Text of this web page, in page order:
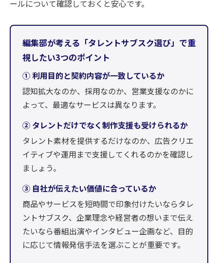
ールについて確認しておくと安心です。
編集部が考える「タレントサブスク選び」で重
視したい3つのポイント
① 利用目的と契約内容が一致しているか
認知拡大なのか、採用なのか、営業支援なのかに
よって、最適なサービスは異なります。
② タレントだけでなく制作支援も受けられるか
タレント素材を提供するだけなのか、広告クリエ
イティブや運用まで支援してくれるのかを確認し
ましょう。
③ 自社が伝えたい価値に合っているか
商品やサービスを短時間で印象付けたいならタレ
ントサブスク、企業理念や経営者の想いまで伝え
たいなら番組出演やインタビュー企画など、目的
に応じて情報発信手法を選ぶことが重要です。